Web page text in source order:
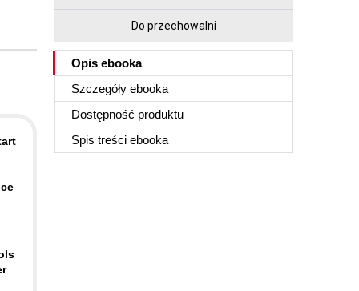
Do przechowalni
Opis ebooka
Szczegóły ebooka
Dostępność produktu
Spis treści ebooka